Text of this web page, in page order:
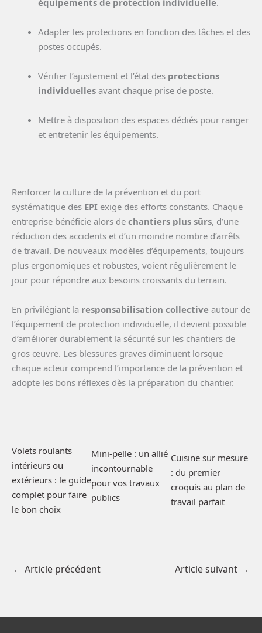
équipements de protection individuelle.
Adapter les protections en fonction des tâches et des
postes occupés.
Vérifier l’ajustement et l’état des protections
individuelles avant chaque prise de poste.
Mettre à disposition des espaces dédiés pour ranger
et entretenir les équipements.
Renforcer la culture de la prévention et du port
systématique des EPI exige des efforts constants. Chaque
entreprise bénéficie alors de chantiers plus sûrs, d’une
réduction des accidents et d’un moindre nombre d’arrêts
de travail. De nouveaux modèles d’équipements, toujours
plus ergonomiques et robustes, voient régulièrement le
jour pour répondre aux besoins croissants du terrain.
En privilégiant la responsabilisation collective autour de
l’équipement de protection individuelle, il devient possible
d’améliorer durablement la sécurité sur les chantiers de
gros œuvre. Les blessures graves diminuent lorsque
chaque acteur comprend l’importance de la prévention et
adopte les bons réflexes dès la préparation du chantier.
Volets roulants
intérieurs ou
extérieurs : le guide
complet pour faire
le bon choix
Mini-pelle : un allié
incontournable
pour vos travaux
publics
Cuisine sur mesure
: du premier
croquis au plan de
travail parfait
← Article précédent Article suivant →